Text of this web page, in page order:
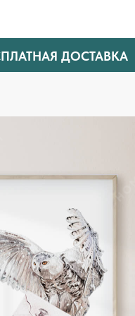
ДОСТАВКА